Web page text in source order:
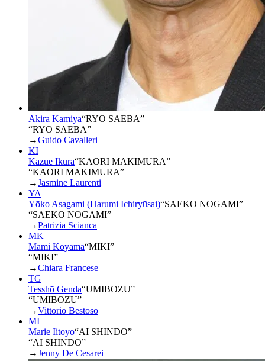
Akira Kamiya“RYO SAEBA”
“RYO SAEBA”
→Guido Cavalleri
KI
Kazue Ikura“KAORI MAKIMURA”
“KAORI MAKIMURA”
→Jasmine Laurenti
YA
Yōko Asagami (Harumi Ichiryūsai)“SAEKO NOGAMI”
“SAEKO NOGAMI”
→Patrizia Scianca
MK
Mami Koyama“MIKI”
“MIKI”
→Chiara Francese
TG
Tesshō Genda“UMIBOZU”
“UMIBOZU”
→Vittorio Bestoso
MI
Marie Iitoyo“AI SHINDO”
“AI SHINDO”
→Jenny De Cesarei